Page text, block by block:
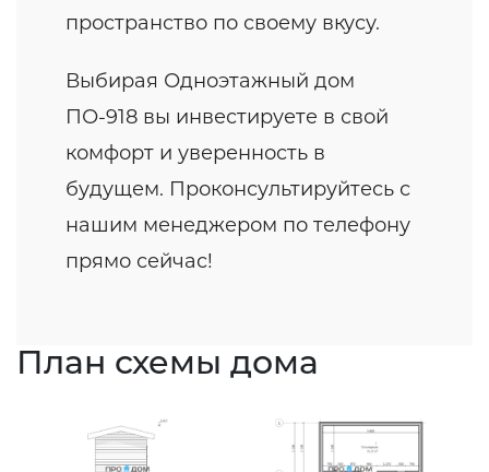
пространство по своему вкусу.
Выбирая Одноэтажный дом
ПО-918 вы инвестируете в свой
комфорт и уверенность в
будущем. Проконсультируйтесь с
нашим менеджером по телефону
прямо сейчас!
План схемы дома